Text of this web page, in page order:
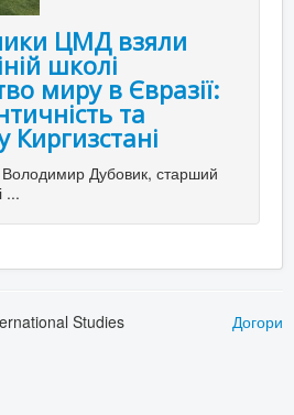
ЦМД взяли
школі
миру в Євразії:
та
Киргизстані
Дубовик, старший
...
Догори
Studies